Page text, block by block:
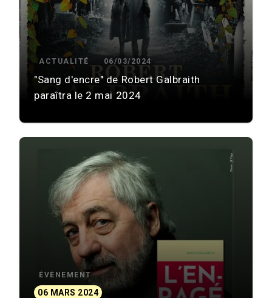
ACTUALITÉ 06/03/2024
"Sang d'encre" de Robert Galbraith
paraîtra le 2 mai 2024
ÉVÈNEMENT
06 MARS 2024